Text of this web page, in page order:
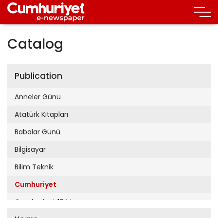
Catalog
Publication
Anneler Günü
Atatürk Kitapları
Babalar Günü
Bilgisayar
Bilim Teknik
Cumhuriyet
Cumhuriyet 19 Mayıs